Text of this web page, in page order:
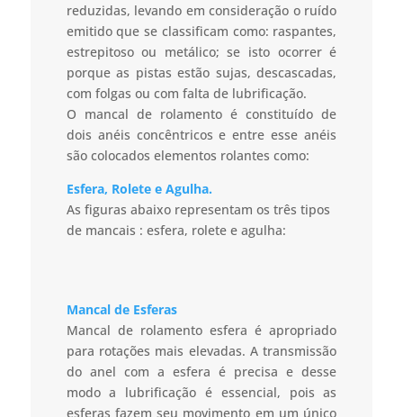
reduzidas, levando em consideração o ruído
emitido que se classificam como: raspantes,
estrepitoso ou metálico; se isto ocorrer é
porque as pistas estão sujas, descascadas,
com folgas ou com falta de lubrificação.
O mancal de rolamento é constituído de
dois anéis concêntricos e entre esse anéis
são colocados elementos rolantes como:
Esfera, Rolete e Agulha.
As figuras abaixo representam os três tipos
de mancais : esfera, rolete e agulha:
Mancal de Esferas
Mancal de rolamento esfera é apropriado
para rotações mais elevadas. A transmissão
do anel com a esfera é precisa e desse
modo a lubrificação é essencial, pois as
esferas fazem seu movimento em um único